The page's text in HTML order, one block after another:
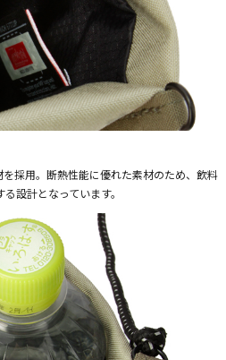
採用。断熱性能に優れた素材のため、飲料
設計となっています。